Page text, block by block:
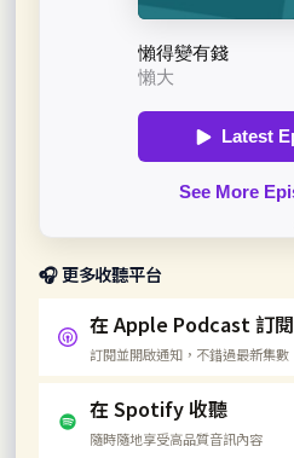
🎧 更多收聽平台
在 Apple Podcast 訂閱
訂閱並開啟通知，不錯過最新集數
在 Spotify 收聽
隨時隨地享受高品質音訊內容